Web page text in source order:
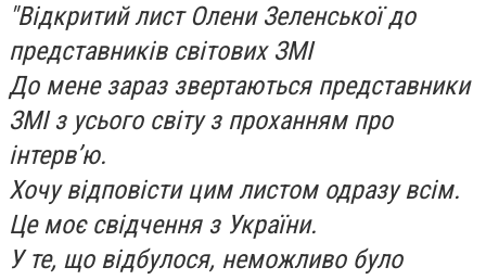
"Відкритий лист Олени Зеленської до
представників світових ЗМІ
До мене зараз звертаються представники
ЗМІ з усього світу з проханням про
інтерв’ю.
Хочу відповісти цим листом одразу всім.
Це моє свідчення з України.
У те, що відбулося, неможливо було